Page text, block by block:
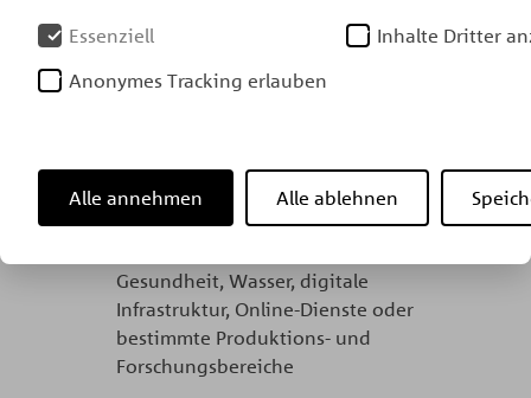
Mindestens 50 Mitarbeitende und 10
Mio. Euro Jahresumsatz (wichtige
Einrichtungen)​
Bilanzsumme (besonders wichtige
Einrichtungen)​
Zugehörigkeit zu bestimmten
Gesundheit, Wasser, digitale
Infrastruktur, Online-Dienste oder
bestimmte Produktions- und
Forschungsbereiche​
Essenziell
Inhalte Dritter
Anonymes Tracking erlauben
Alle annehmen Alle ablehnen